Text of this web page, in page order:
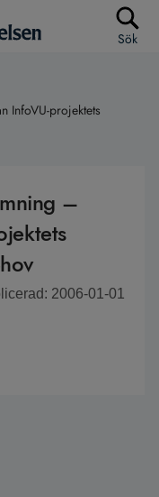
Sök
InfoVU-projektets
–
2006-01-01